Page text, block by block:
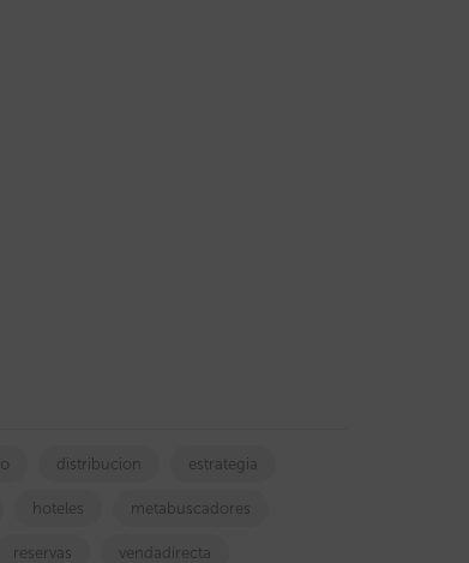
distribucion estrategia
hoteles metabuscadores
reservas vendadirecta